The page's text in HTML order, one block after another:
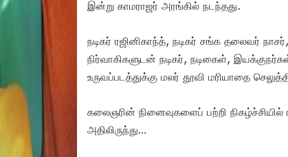
இன்று காமராஜர் அரங்கில் நடந்தது.
நடிகர் ரஜினிகாந்த், நடிகர் சங்க தலைவர்
நிர்வாகிகளுடன் நடிகர், நடிகைள்,
உருவப்படத்துக்கு மலர் தூவி மரியாதை
கலைஞரின் நினைவுகளைப் பற்றி
அதிலிருந்து…